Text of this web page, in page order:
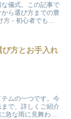
儀式。この記事で
ら選び方までの豊
- 初心者でもで
び方とお手入れ
ムの一つです。今
で、詳しくご紹介
急な雨に見舞われ